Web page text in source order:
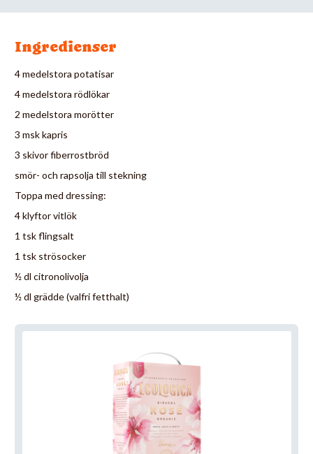
Ingredienser
4 medelstora potatisar
4 medelstora rödlökar
2 medelstora morötter
3 msk kapris
3 skivor fiberrostbröd
smör- och rapsolja till stekning
Toppa med dressing:
4 klyftor vitlök
1 tsk flingsalt
1 tsk strösocker
½ dl citronolivolja
½ dl grädde (valfri fetthalt)